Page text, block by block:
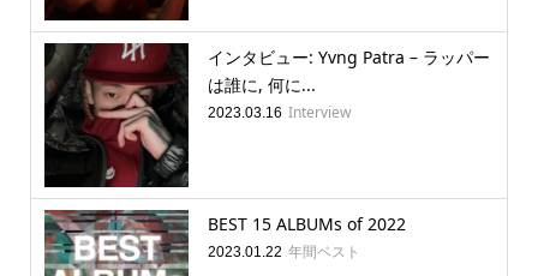
インタビュー: Yvng Patra – ラッパー
は誰に, 何に...
2023.03.16 Interview
BEST 15 ALBUMs of 2022
2023.01.22 年間ベスト